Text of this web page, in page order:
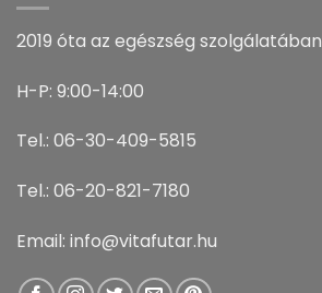
2019 óta az egészség szolgálatában
H-P: 9:00-14:00
Tel.: 06-30-409-5815
Tel.: 06-20-821-7180
Email: info@vitafutar.hu